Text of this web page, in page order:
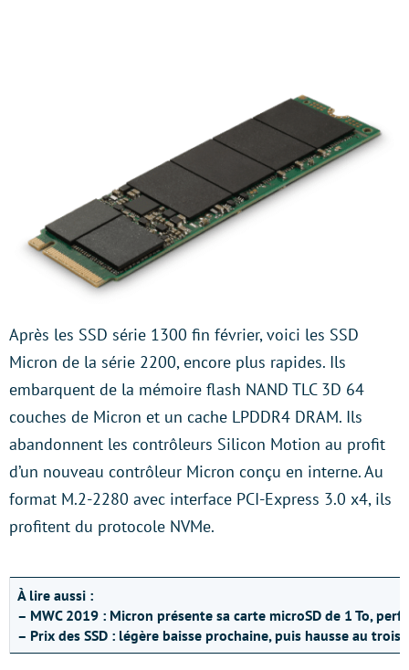
Après les SSD série 1300 fin février, voici les SSD
Micron de la série 2200, encore plus rapides. Ils
embarquent de la mémoire flash NAND TLC 3D 64
couches de Micron et un cache LPDDR4 DRAM. Ils
abandonnent les contrôleurs Silicon Motion au profit
d’un nouveau contrôleur Micron conçu en interne. Au
format M.2-2280 avec interface PCI-Express 3.0 x4, ils
profitent du protocole NVMe.
À lire aussi :
– MWC 2019 : Micron présente sa carte microSD de 1 To,
– Prix des SSD : légère baisse prochaine, puis hausse au